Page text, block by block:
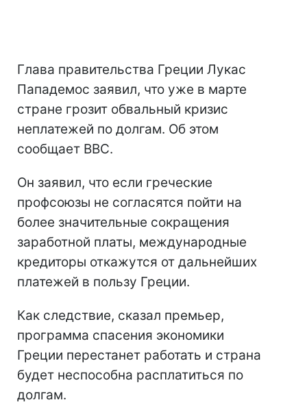
Глава правительства Греции Лукас
Пападемос заявил, что уже в марте
стране грозит обвальный кризис
неплатежей по долгам. Об этом
сообщает BBC.
Он заявил, что если греческие
профсоюзы не согласятся пойти на
более значительные сокращения
заработной платы, международные
кредиторы откажутся от дальнейших
платежей в пользу Греции.
Как следствие, сказал премьер,
программа спасения экономики
Греции перестанет работать и страна
будет неспособна расплатиться по
долгам.